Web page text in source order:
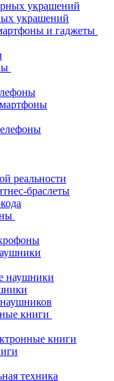
украшений
и гаджеты
реальности
браслеты
наушники
книги
книги